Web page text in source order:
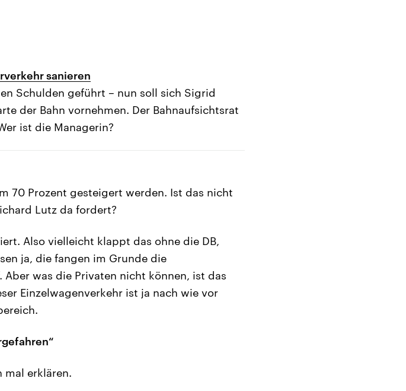
sanieren
Schulden geführt – nun soll sich Sigrid
der Bahn vornehmen. Der Bahnaufsichtsrat
ist die Managerin?
70 Prozent gesteigert werden. Ist das nicht
Lutz da fordert?
Also vielleicht klappt das ohne die DB,
ja, die fangen im Grunde die
was die Privaten nicht können, ist das
Einzelwagenverkehr ist ja nach wie vor
mal erklären.